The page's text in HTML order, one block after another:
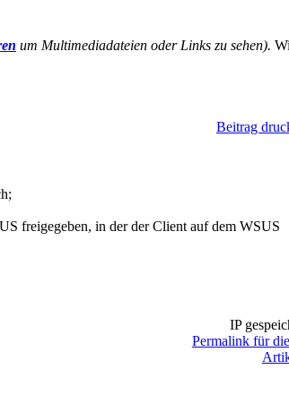
um Multimediadateien oder Links zu sehen).
Beitrag
freigegeben, in der der Client auf dem WSUS
IP
Permalink für